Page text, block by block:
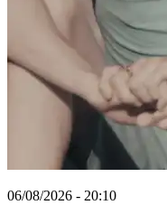
06/08/2026 - 20:10